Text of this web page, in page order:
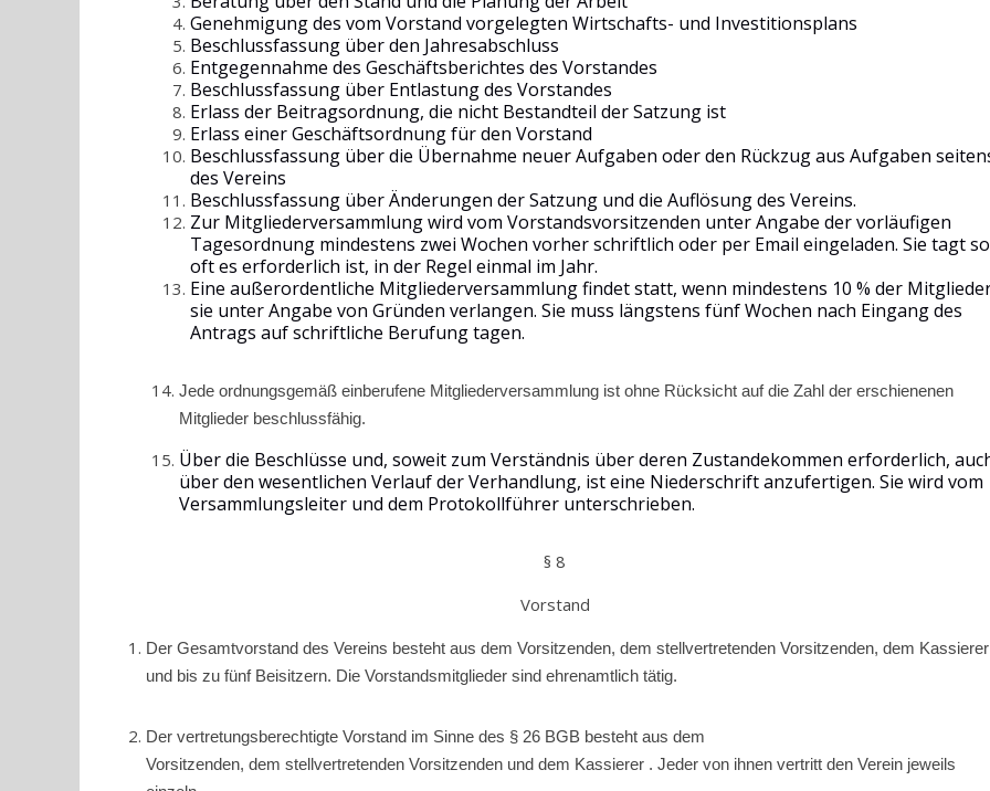
Genehmigung des vom Vorstand vorgelegten Wirtschafts- und Investitionsplans
Beschlussfassung über den Jahresabschluss
Entgegennahme des Geschäftsberichtes des Vorstandes
Beschlussfassung über Entlastung des Vorstandes
Erlass der Beitragsordnung, die nicht Bestandteil der Satzung ist
Erlass einer Geschäftsordnung für den Vorstand
Beschlussfassung über die Übernahme neuer Aufgaben oder den Rückzug aus Aufgaben
des Vereins
Beschlussfassung über Änderungen der Satzung und die Auflösung des Vereins.
Zur Mitgliederversammlung wird vom Vorstandsvorsitzenden unter Angabe der vorläufigen
Tagesordnung mindestens zwei Wochen vorher schriftlich oder per Email eingeladen. Sie tagt so
oft es erforderlich ist, in der Regel einmal im Jahr.
Eine außerordentliche Mitgliederversammlung findet statt, wenn mindestens 10 % der
sie unter Angabe von Gründen verlangen. Sie muss längstens fünf Wochen nach Eingang des
Antrags auf schriftliche Berufung tagen.
Jede ordnungsgemäß einberufene Mitgliederversammlung ist ohne Rücksicht auf die Zahl der erschienenen
Mitglieder beschlussfähig.
Über die Beschlüsse und, soweit zum Verständnis über deren Zustandekommen erforderlich,
über den wesentlichen Verlauf der Verhandlung, ist eine Niederschrift anzufertigen. Sie wird vom
Versammlungsleiter und dem Protokollführer unterschrieben.
§ 8
Vorstand
Der Gesamtvorstand des Vereins besteht aus dem Vorsitzenden, dem stellvertretenden Vorsitzenden, dem Kassierer
und bis zu fünf Beisitzern. Die Vorstandsmitglieder sind ehrenamtlich tätig.
Der vertretungsberechtigte Vorstand im Sinne des § 26 BGB besteht aus dem
Vorsitzenden, dem stellvertretenden Vorsitzenden und dem Kassierer . Jeder von ihnen vertritt den Verein jeweils